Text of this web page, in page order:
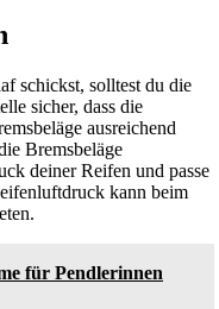
schickst, solltest du die
sicher, dass die
ausreichend
Bremsbeläge
deiner Reifen und passe
kann beim
für Pendlerinnen